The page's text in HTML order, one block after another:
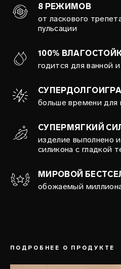
8 РЕЖИМОВ
от ласкового
пульсации
100%
годится для ванной
больше времени для
СУПЕРМЯГКИЙ
изделие выполнено
силикона с гладкой
МИРОВОЙ
обожаемый
ПОДРОБНЕЕ О ПРОДУКТЕ